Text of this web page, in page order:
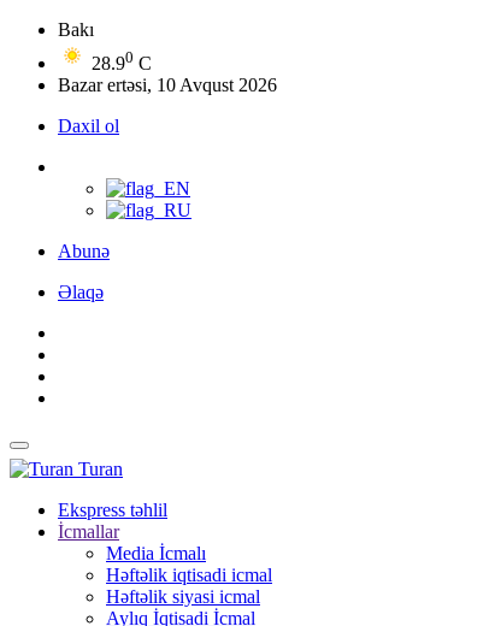
Bakı
28.90 C
Bazar ertəsi, 10 Avqust 2026
Daxil ol
Abunə
Əlaqə
Turan
Ekspress təhlil
İcmallar
Media İcmalı
Həftəlik iqtisadi icmal
Həftəlik siyasi icmal
Aylıq İqtisadi İcmal